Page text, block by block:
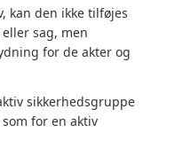
kan den ikke tilføjes
sag, men
for de akter og
sikkerhedsgruppe
for en aktiv